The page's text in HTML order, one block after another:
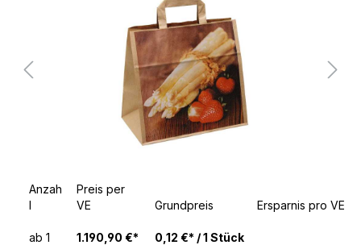
Anzah
l
Preis per
VE
Grundpreis Ersparnis pro VE
ab 1 1.190,90 €* 0,12 €* / 1 Stück